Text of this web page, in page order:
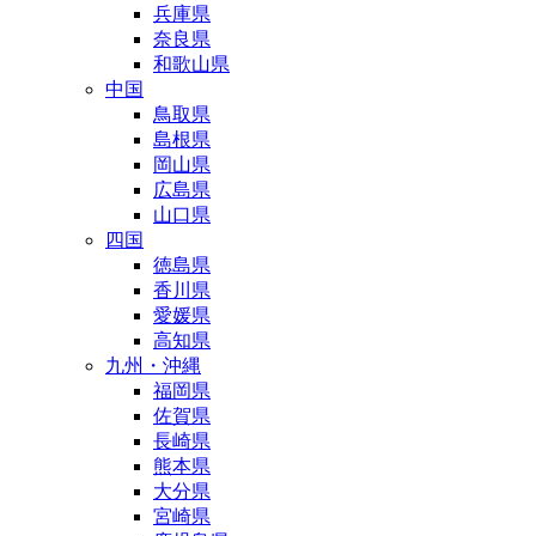
兵庫県
奈良県
和歌山県
中国
鳥取県
島根県
岡山県
広島県
山口県
四国
徳島県
香川県
愛媛県
高知県
九州・沖縄
福岡県
佐賀県
長崎県
熊本県
大分県
宮崎県